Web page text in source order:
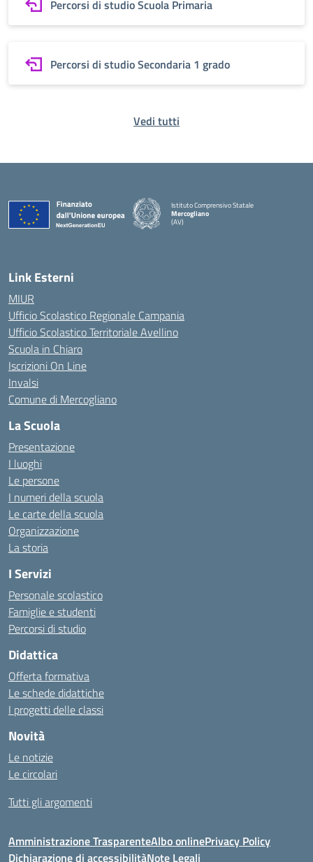
Percorsi di studio Scuola Primaria
Percorsi di studio Secondaria 1 grado
Vedi tutti
Istituto Comprensivo Statale
Mercogliano
(AV)
Link Esterni
MIUR
Ufficio Scolastico Regionale Campania
Ufficio Scolastico Territoriale Avellino
Scuola in Chiaro
Iscrizioni On Line
Invalsi
Comune di Mercogliano
La Scuola
Presentazione
I luoghi
Le persone
I numeri della scuola
Le carte della scuola
Organizzazione
La storia
I Servizi
Personale scolastico
Famiglie e studenti
Percorsi di studio
Didattica
Offerta formativa
Le schede didattiche
I progetti delle classi
Novità
Le notizie
Le circolari
Tutti gli argomenti
Amministrazione TrasparenteAlbo onlinePrivacy Policy
Dichiarazione di accessibilitàNote Legali